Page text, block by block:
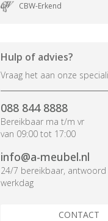
CBW-Erkend
Hulp of advies?
Vraag het aan onze
088 844 8888
Bereikbaar ma t/m vr
van 09:00 tot 17:00
info@a-meubel.nl
24/7 bereikbaar,
werkdag
CONTACT